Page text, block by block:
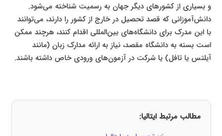
و بسیاری از کشورهای دیگر جهان به رسمیت شناخته می‌شود.
دانش‌آموزانی که قصد تحصیل در خارج از کشور را دارند، می‌توانند
با این مدرک برای دانشگاه‌های بین‌المللی اقدام کنند، هرچند ممکن
است بسته به دانشگاه مقصد، نیاز به ارائه مدارک زبان (مانند
آیلتس یا تافل) یا شرکت در آزمون‌های ورودی خاص داشته باشند.
مطالب مرتبط ایتالیا: